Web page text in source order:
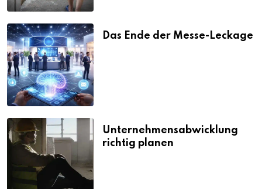
Das Ende der Messe-Leckage
Unternehmensabwicklung
richtig planen